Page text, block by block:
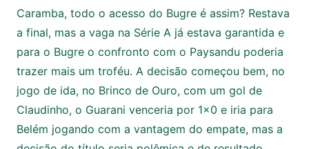
Caramba, todo o acesso do Bugre é assim? Restava
a final, mas a vaga na Série A já estava garantida e
para o Bugre o confronto com o Paysandu poderia
trazer mais um troféu. A decisão começou bem, no
jogo de ida, no Brinco de Ouro, com um gol de
Claudinho, o Guarani venceria por 1×0 e iria para
Belém jogando com a vantagem do empate, mas a